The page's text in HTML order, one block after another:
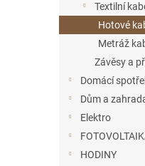
n
e
Textilní
Hotové
Metráž
Závěsy a
Domácí
Dům a
Elektro
HODINY